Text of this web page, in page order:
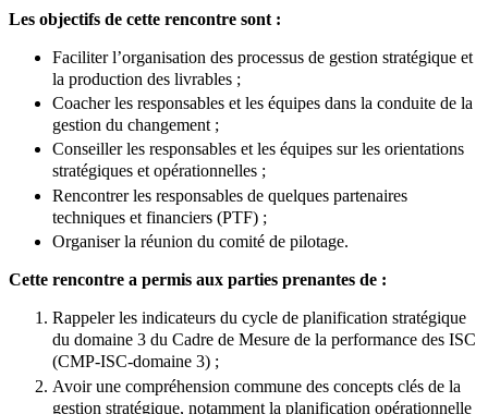
Les objectifs de cette rencontre sont :
Faciliter l’organisation des processus de gestion stratégique et
la production des livrables ;
Coacher les responsables et les équipes dans la conduite de la
gestion du changement ;
Conseiller les responsables et les équipes sur les orientations
stratégiques et opérationnelles ;
Rencontrer les responsables de quelques partenaires
techniques et financiers (PTF) ;
Organiser la réunion du comité de pilotage.
Cette rencontre a permis aux parties prenantes de :
Rappeler les indicateurs du cycle de planification stratégique
du domaine 3 du Cadre de Mesure de la performance des ISC
(CMP-ISC-domaine 3) ;
Avoir une compréhension commune des concepts clés de la
gestion stratégique, notamment la planification opérationnelle